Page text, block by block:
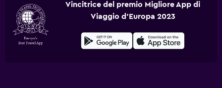
Vincitrice del premio Migliore App di
Viaggio d'Europa 2023